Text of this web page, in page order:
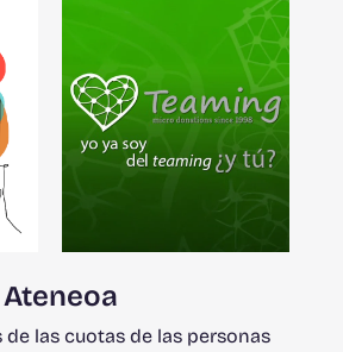
las cuotas de las personas